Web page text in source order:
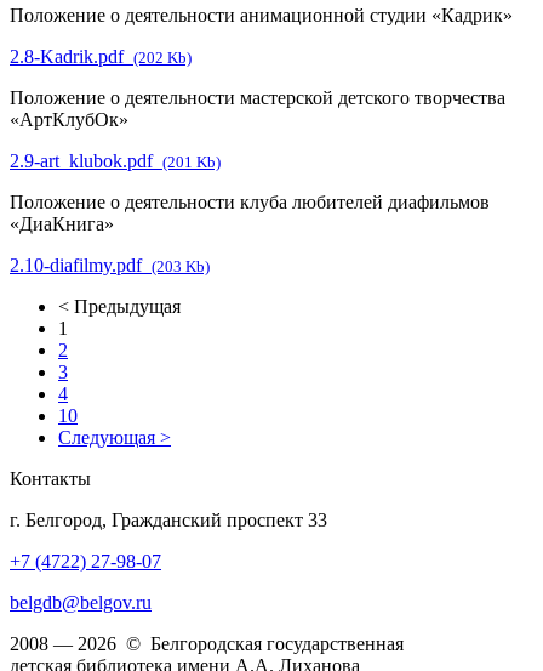
Положение о деятельности анимационной студии «Кадрик»
2.8-Kadrik.pdf (202 Kb)
Положение о деятельности мастерской детского творчества
«АртКлубОк»
2.9-art_klubok.pdf (201 Kb)
Положение о деятельности клуба любителей диафильмов
«ДиаКнига»
2.10-diafilmy.pdf (203 Kb)
< Предыдущая
1
2
3
4
10
Следующая >
Контакты
г. Белгород, Гражданский проспект 33
+7 (4722) 27-98-07
belgdb@belgov.ru
2008 — 2026 © Белгородская государственная
детская библиотека имени А.А. Лиханова